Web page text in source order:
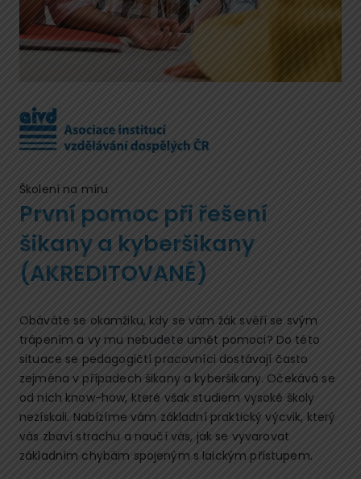
Školení na míru
První pomoc při řešení
šikany a kyberšikany
(AKREDITOVANÉ)
Obáváte se okamžiku, kdy se vám žák svěří se svým
trápením a vy mu nebudete umět pomoci? Do této
situace se pedagogičtí pracovníci dostávají často
zejména v případech šikany a kyberšikany. Očekává se
od nich know-how, které však studiem vysoké školy
nezískali. Nabízíme vám základní praktický výcvik, který
vás zbaví strachu a naučí vás, jak se vyvarovat
základním chybám spojeným s laickým přístupem.